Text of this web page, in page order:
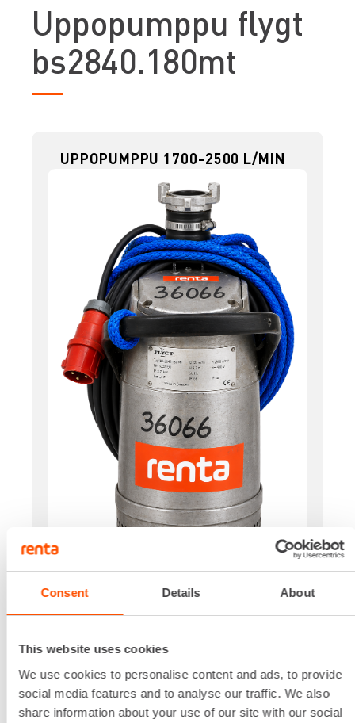
Consent Details About
This website uses cookies
We use cookies to personalise content and ads, to provide
social media features and to analyse our traffic. We also
share information about your use of our site with our social
Uppopumppu flygt
bs2840.180mt
UPPOPUMPPU 1700-2500 L/MIN
Käyttövoima
Liitäntäyhteen halkaisija
4" / 100 mm
Pumpattavan veden suurin raekoko
7,5 mm